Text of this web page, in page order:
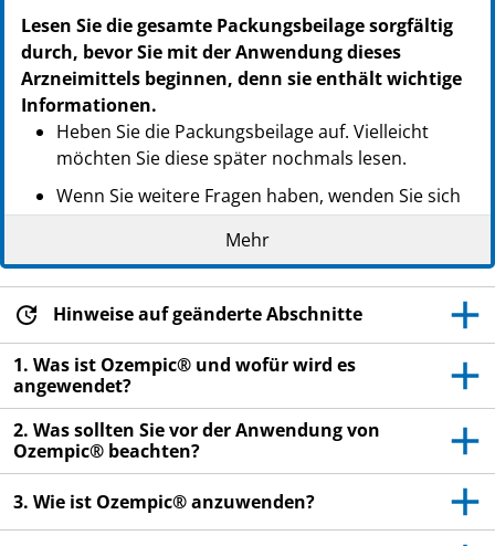
NTIN: 04150153985405
PZN: 19810434
PPN: 111981043441
PZN: 19810440
PPN: 111981044007
Lesen Sie die gesamte Packungsbeilage sorgfältig
durch, bevor Sie mit der Anwendung dieses
Arzneimittels beginnen, denn sie enthält wichtige
Informationen.
Heben Sie die Packungsbeilage auf. Vielleicht
möchten Sie diese später nochmals lesen.
Wenn Sie weitere Fragen haben, wenden Sie sich
an Ihren Arzt, Apotheker oder das medizinische
Dieses Arzneimittel wurde Ihnen persönlich
verschrieben. Geben Sie es nicht an Dritte weiter.
Es kann anderen Menschen schaden, auch wenn
diese die gleichen Beschwerden haben wie Sie.
Wenn Sie Nebenwirkungen bemerken, wenden Sie
sich an Ihren Arzt, Apotheker oder das
medizinische Fachpersonal. Dies gilt auch für
Packungsbeilage angegeben sind. Siehe Abschnitt
4.
Mehr
Hinweise auf geänderte Abschnitte
1. Was ist Ozempic® und wofür wird es
angewendet?
2. Was sollten Sie vor der Anwendung von
Ozempic® beachten?
3. Wie ist Ozempic® anzuwenden?